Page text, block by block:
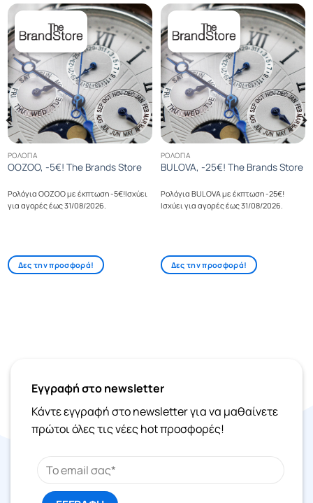
ΡΟΛΌΓΙΑ
OOZOO, -5€! The Brands Store
Ρολόγια OOZOO με έκπτωση -5€!Ισχύει
για αγορές έως 31/08/2026.
Δες την προσφορά!
ΡΟΛΌΓΙΑ
BULOVA, -25€! The Brands Store
Ρολόγια BULOVA με έκπτωση -25€!
Ισχύει για αγορές έως 31/08/2026.
Δες την προσφορά!
Εγγραφή στο newsletter
Κάντε εγγραφή στο newsletter για να μαθαίνετε
πρώτοι όλες τις νέες hot προσφορές!